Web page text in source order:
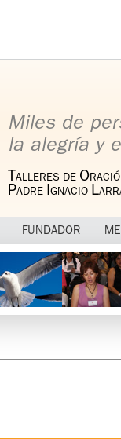
Miles de
la alegría y
T ALLERES DE O
PADRE IGNACIO L
FUNDADOR